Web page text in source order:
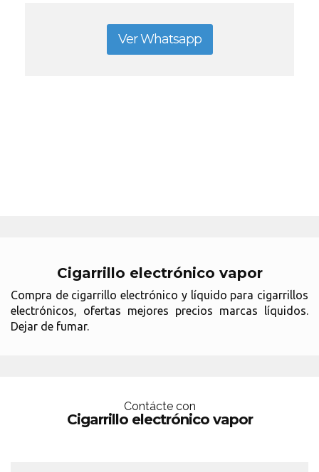
Ver Whatsapp
Cigarrillo electrónico vapor
Compra de cigarrillo electrónico y líquido para cigarrillos
electrónicos, ofertas mejores precios marcas líquidos.
Dejar de fumar.
Contácte con
Cigarrillo electrónico vapor